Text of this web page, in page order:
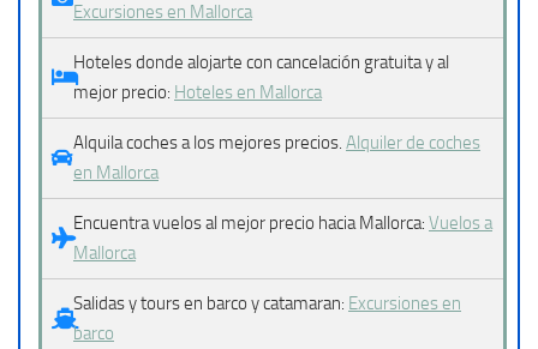
Excursiones en Mallorca
Hoteles donde alojarte con cancelación gratuita y al
mejor precio: Hoteles en Mallorca
Alquila coches a los mejores precios. Alquiler de coches
en Mallorca
Encuentra vuelos al mejor precio hacia Mallorca: Vuelos a
Mallorca
Salidas y tours en barco y catamaran: Excursiones en
barco